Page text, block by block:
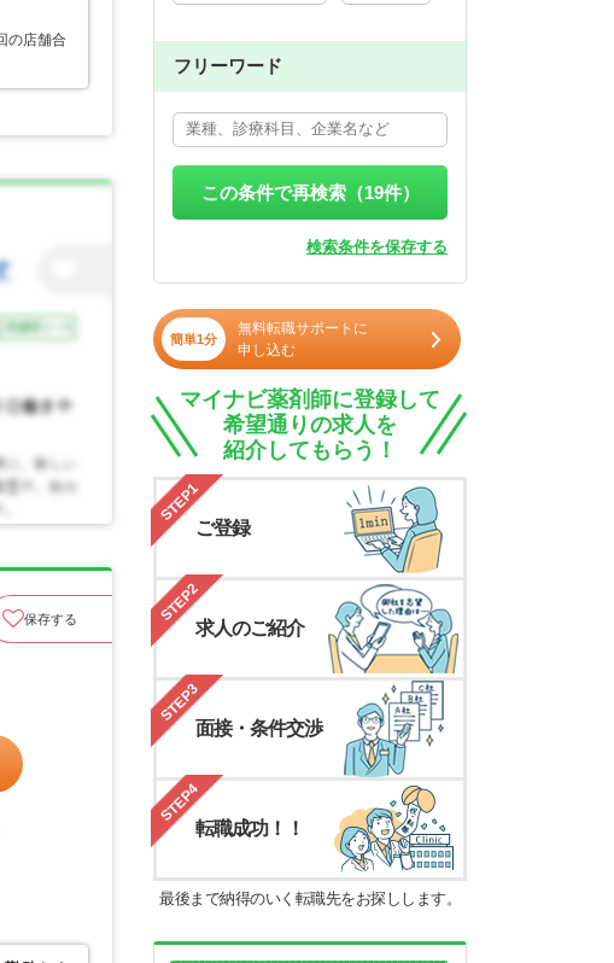
の店舗合
保存する
フリーワード
この条件で再検索（19件）
検索条件を保存する
簡単1分
無料転職サポートに
申し込む
マイナビ薬剤師に登録して
希望通りの求人を
紹介してもらう！
STEP1
ご登録
STEP2
求人のご紹介
STEP3
面接・条件交渉
STEP4
転職成功！！
最後まで納得のいく転職先をお探しします。